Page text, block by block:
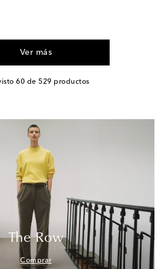
Ver más
60 de 529 productos
The Row
Comprar